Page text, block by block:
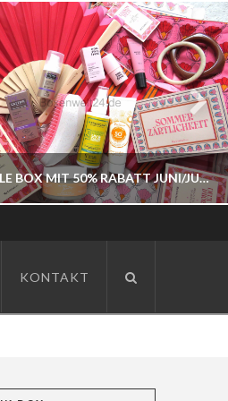
MY LITTLE BOX MIT 50% RABATT JUNI/JULI 2026
BOXENWELT24
KONTAKT